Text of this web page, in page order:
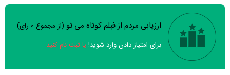
سوالات نظرسنجی ( 0 سوال)
ارزیابی مردم از فیلم کوتاه می تو (از مجموع 0 رای)
برای امتیاز دادن وارد شوید! یا ثبت نام کنید